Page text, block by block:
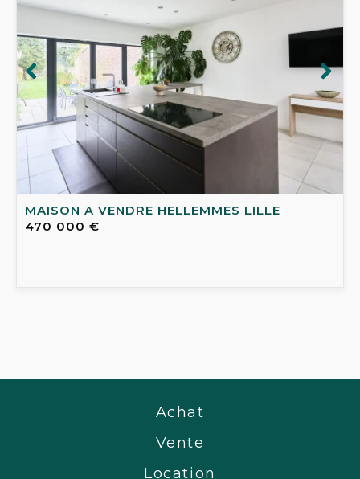
MAISON A VENDRE HELLEMMES LILLE
470 000 €
Achat
Vente
Location